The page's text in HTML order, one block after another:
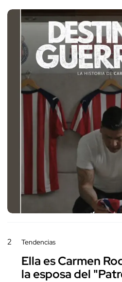
2 Tendencias
Ella es Carmen
la esposa del